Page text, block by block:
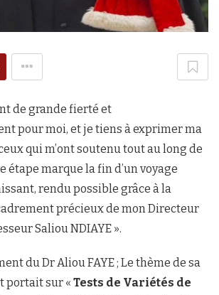
de grande fierté et
pour moi, et je tiens à exprimer ma
qui m’ont soutenu tout au long de
étape marque la fin d’un voyage
rendu possible grâce à la
précieux de mon Directeur
Saliou NDIAYE ».
du Dr Aliou FAYE ; Le thème de sa
portait sur « Tests de Variétés de